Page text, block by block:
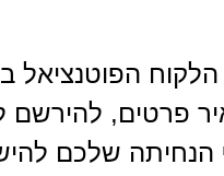
פרטים, להירשם
הנחיתה שלכם